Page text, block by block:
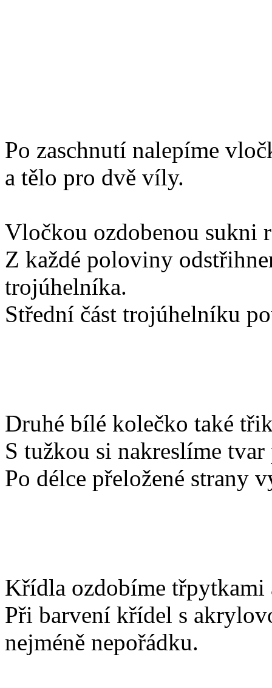
Po zaschnutí nalepíme
a tělo pro dvě víly.
Vločkou ozdobenou sukni
Z každé poloviny
trojúhelníka.
Střední část trojúhelníku
Druhé bílé kolečko také
S tužkou si nakreslíme
Po délce přeložené strany
Křídla ozdobíme třpytkami
Při barvení křídel s
nejméně nepořádku.